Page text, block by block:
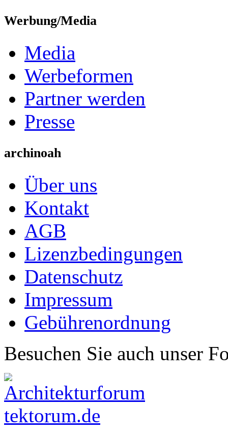
Werbung/Media
Media
Werbeformen
Partner werden
Presse
archinoah
Über uns
Kontakt
AGB
Lizenzbedingungen
Datenschutz
Impressum
Gebührenordnung
Besuchen Sie auch unser